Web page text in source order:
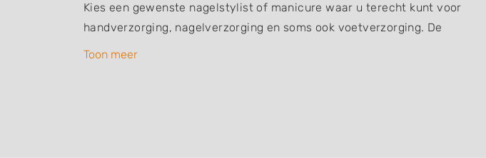
Kies een gewenste nagelstylist of manicure waar u terecht kunt voor
handverzorging, nagelverzorging en soms ook voetverzorging. De
nagelstylisten hebben mogelijk een van de volgende specialisaties of
Toon meer